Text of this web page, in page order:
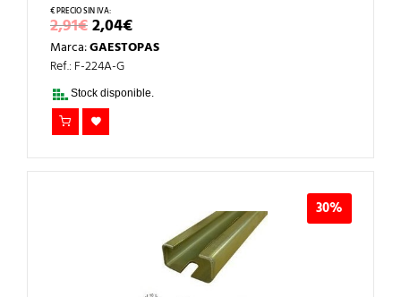
2,91€EL
PRECIO
ORIGINAL
ERA:
2,91€.
2,04€EL
PRECIO
ACTUAL
2,04€.
Marca:GAESTOPAS
Ref.: F-224A-G
Stock disponible.
30%